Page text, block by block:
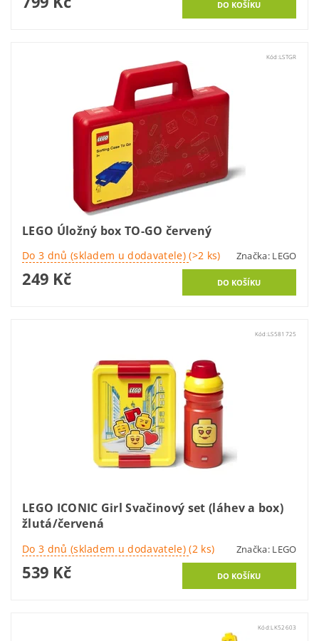
Kód: LSTGR
LEGO Úložný box TO-GO červený
Do 3 dnů (skladem u dodavatele)(>2 ks) Značka: LEGO
249 Kč
Kód:LS581725
LEGO ICONIC Girl Svačinový set (láhev a box)
žlutá/červená
Do 3 dnů (skladem u dodavatele)(2 ks) Značka: LEGO
539 Kč
Kód:LK52603